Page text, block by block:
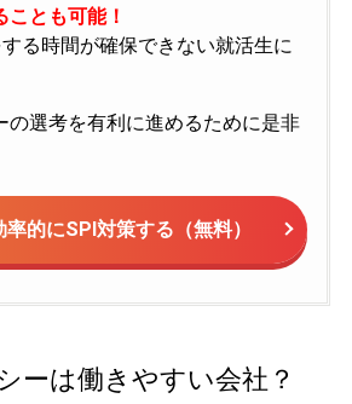
とも可能！
る時間が確保できない就活生に
の選考を有利に進めるために是非
的にSPI対策する（無料）
ーは働きやすい会社？